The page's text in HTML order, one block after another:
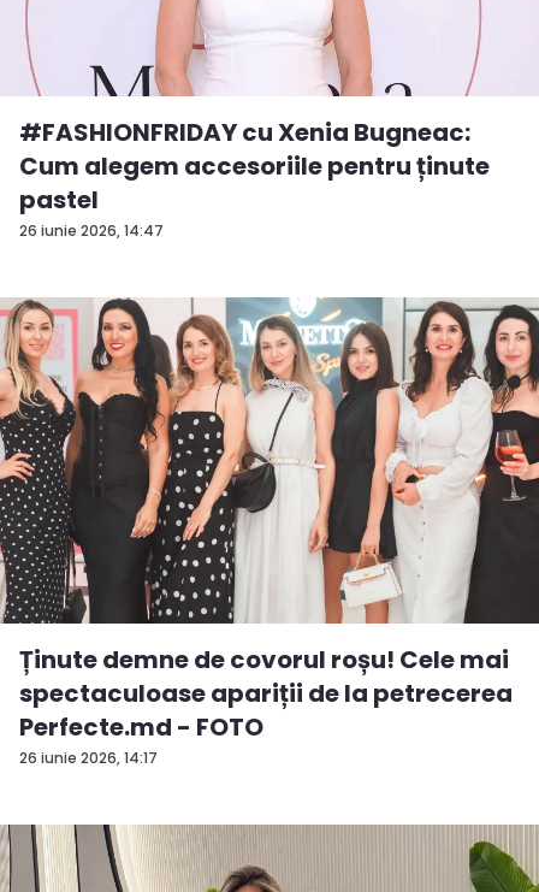
26 iunie 2026, 14:47
#FASHIONFRIDAY cu Xenia Bugneac:
Cum alegem accesoriile pentru ținute
pastel
26 iunie 2026, 14:17
Ținute demne de covorul roșu! Cele mai
spectaculoase apariții de la petrecerea
Perfecte.md - FOTO